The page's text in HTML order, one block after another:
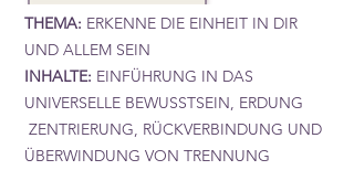
THEMA: ERKENNE DIE EINHEIT IN DIR
UND ALLEM SEIN
INHALTE: EINFÜHRUNG IN DAS
UNIVERSELLE BEWUSSTSEIN, ERDUNG
ZENTRIERUNG, RÜCKVERBINDUNG UND
ÜBERWINDUNG VON TRENNUNG